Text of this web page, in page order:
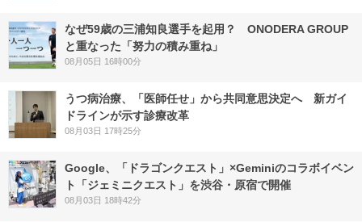
なぜ59歳の三浦知良選手を起用？ ONODERA GROUP
と重なった「努力の積み重ね」
08月05日 16時00分
うつ病治療、「医師任せ」から共同意思決定へ 新ガイ
ドラインが示す診療改革
08月03日 17時25分
Google、「ドラゴンクエスト」×Geminiのコラボイベン
ト「ジェミニクエスト」を渋谷・原宿で開催
08月03日 18時42分